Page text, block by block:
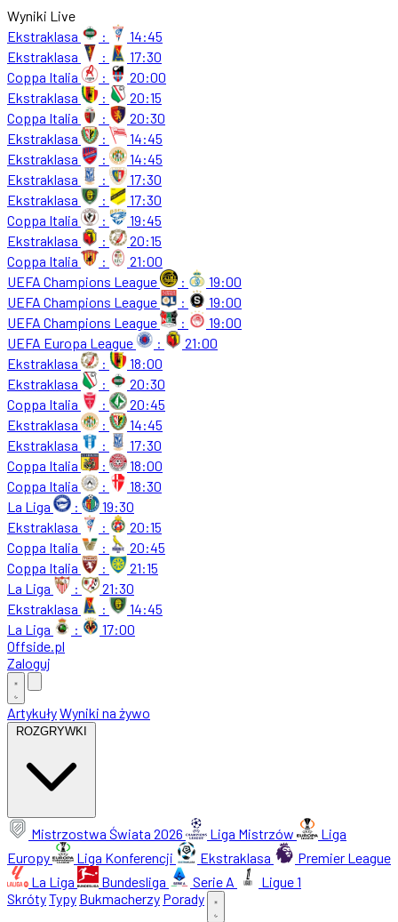
Wyniki Live
Ekstraklasa
:
14:45
Ekstraklasa
:
17:30
Coppa Italia
:
20:00
Ekstraklasa
:
20:15
Coppa Italia
:
20:30
Ekstraklasa
:
14:45
Ekstraklasa
:
14:45
Ekstraklasa
:
17:30
Ekstraklasa
:
17:30
Coppa Italia
:
19:45
Ekstraklasa
:
20:15
Coppa Italia
:
21:00
UEFA Champions League
:
19:00
UEFA Champions League
:
19:00
UEFA Champions League
:
19:00
UEFA Europa League
:
21:00
Ekstraklasa
:
18:00
Ekstraklasa
:
20:30
Coppa Italia
:
20:45
Ekstraklasa
:
14:45
Ekstraklasa
:
17:30
Coppa Italia
:
18:00
Coppa Italia
:
18:30
La Liga
:
19:30
Ekstraklasa
:
20:15
Coppa Italia
:
20:45
Coppa Italia
:
21:15
La Liga
:
21:30
Ekstraklasa
:
14:45
La Liga
:
17:00
Offside.pl
Zaloguj
ArtykułyWyniki na żywo
ROZGRYWKI
Mistrzostwa Świata 2026 Liga Mistrzów
Liga
Europy
Liga Konferencji Ekstraklasa
Premier League
La Liga
Bundesliga Serie A
Ligue 1
SkrótyTypy Bukmacherzy Porady